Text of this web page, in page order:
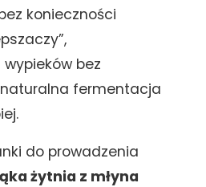
konieczności
wypieków bez
fermentacja
do prowadzenia
żytnia z młyna